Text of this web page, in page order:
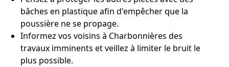
bâches en plastique afin d'empêcher que la
poussière ne se propage.
Informez vos voisins à Charbonnières des
travaux imminents et veillez à limiter le bruit le
plus possible.